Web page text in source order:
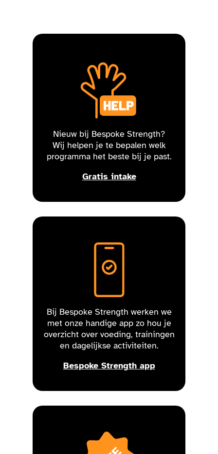
Nieuw bij Bespoke Strength?
Wij helpen je te bepalen welk
programma het beste bij je past.
Gratis intake
Bij Bespoke Strength werken we
met onze handige app zo hou je
overzicht over voeding, trainingen
en dagelijkse activiteiten.
Bespoke Strength app